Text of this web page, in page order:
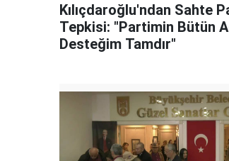
Kılıçdaroğlu'ndan Sahte
Tepkisi: "Partimin Bütün
Desteğim Tamdır"